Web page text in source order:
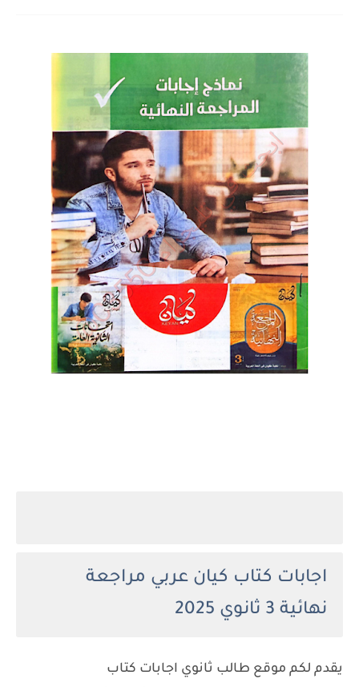
اجابات كتاب كيان عربي مراجعة
نهائية 3 ثانوي 2025
يقدم لكم موقع طالب ثانوي اجابات كتاب